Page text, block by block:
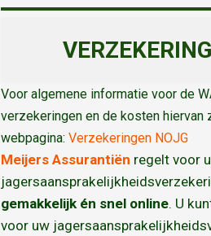
Voor algemene informatie voor de
verzekeringen en de kosten hiervan
webpagina: Verzekeringen NOJG
Meijers Assurantiën regelt voor
gemakkelijk én snel online. U
voor uw